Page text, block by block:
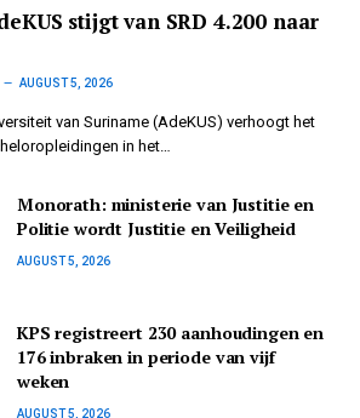
stijgt van SRD 4.200 naar
AUGUST 5, 2026
van Suriname (AdeKUS) verhoogt het
in het…
Monorath: ministerie van Justitie en
Politie wordt Justitie en Veiligheid
AUGUST 5, 2026
KPS registreert 230 aanhoudingen en
176 inbraken in periode van vijf
weken
AUGUST 5, 2026